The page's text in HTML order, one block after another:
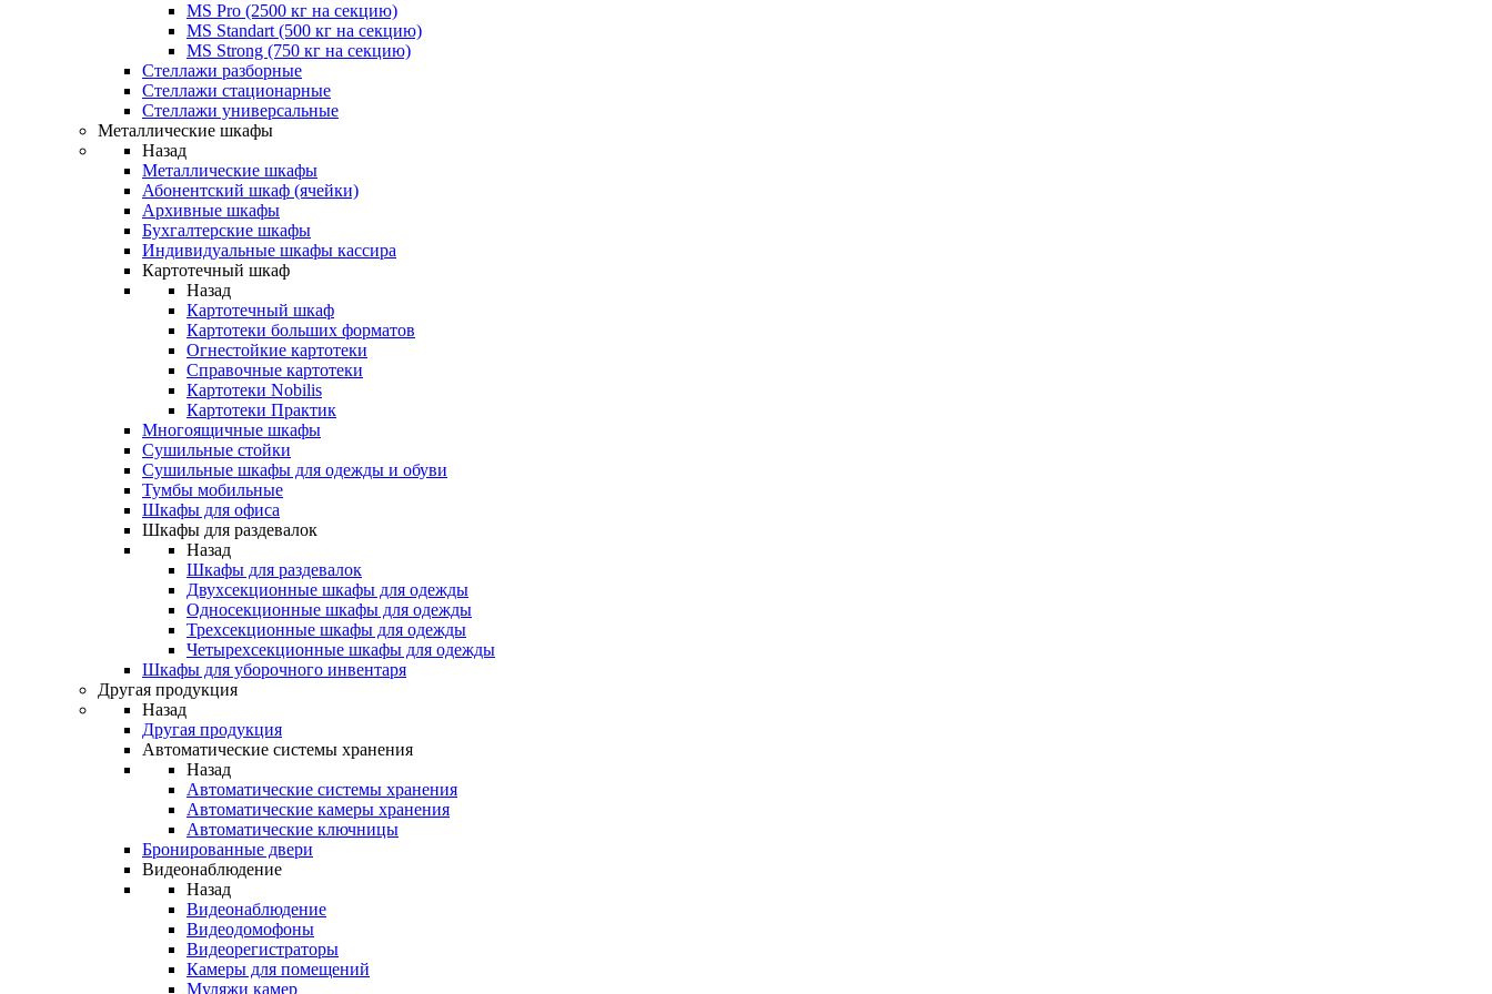
MS Pro (2500 кг на секцию)
MS Standart (500 кг на секцию)
MS Strong (750 кг на секцию)
Стеллажи разборные
Стеллажи стационарные
Стеллажи универсальные
Металлические шкафы
Назад
Металлические шкафы
Абонентский шкаф (ячейки)
Архивные шкафы
Бухгалтерские шкафы
Индивидуальные шкафы кассира
Картотечный шкаф
Назад
Картотечный шкаф
Картотеки больших форматов
Огнестойкие картотеки
Справочные картотеки
Картотеки Nobilis
Картотеки Практик
Многоящичные шкафы
Сушильные стойки
Сушильные шкафы для одежды и обуви
Тумбы мобильные
Шкафы для офиса
Шкафы для раздевалок
Назад
Шкафы для раздевалок
Двухсекционные шкафы для одежды
Односекционные шкафы для одежды
Трехсекционные шкафы для одежды
Четырехсекционные шкафы для одежды
Шкафы для уборочного инвентаря
Другая продукция
Назад
Другая продукция
Автоматические системы хранения
Назад
Автоматические системы хранения
Автоматические камеры хранения
Автоматические ключницы
Бронированные двери
Видеонаблюдение
Назад
Видеонаблюдение
Видеодомофоны
Видеорегистраторы
Камеры для помещений
Муляжи камер